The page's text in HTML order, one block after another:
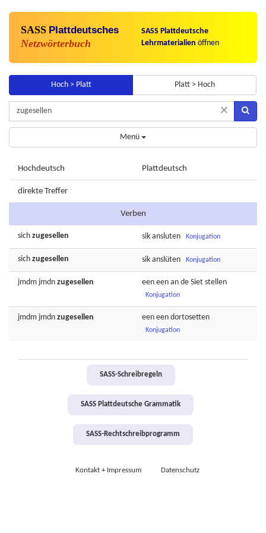
SASS Plattdeutsches
Netzwörterbuch
SASS Plattdeutsche
Lehrmaterialien öffnen
Hoch > Platt Platt > Hoch
×
Menü
Hochdeutsch Plattdeutsch
direkte Treffer
Verben
sich zugesellen sik ansluten Konjugation
sich zugesellen sik anslüten Konjugation
jmdm jmdn zugesellen een een an de Siet stellen
Konjugation
jmdm jmdn zugesellen een een dortosetten
Konjugation
SASS-Schreibregeln
SASS Plattdeutsche Grammatik
SASS-Rechtschreibprogramm
Kontakt + Impressum Datenschutz